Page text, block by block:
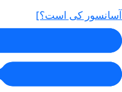
آسانسور کی است؟]